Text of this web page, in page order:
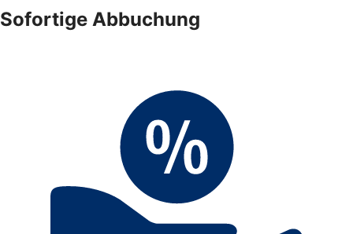
Sofortige Abbuchung